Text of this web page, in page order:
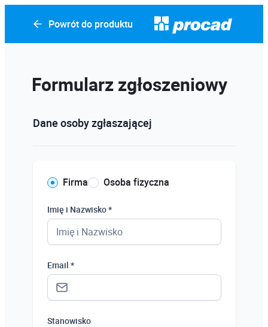
Powrót do produktu
Formularz zgłoszeniowy
Dane osoby zgłaszającej
Firma Osoba fizyczna
Imię i Nazwisko *
Email *
Stanowisko